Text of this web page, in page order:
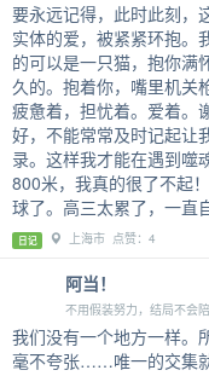
要永远记得，此时此刻，
实体的爱，被紧紧环抱。
的可以是一只猫，抱你满
久的。抱着你，嘴里机关
疲惫着，担忧着。爱着。
好，不能常常及时记起让
录。这样我才能在遇到噬
800米，我真的很了不起
球了。高三太累了，一直
日记 上海市 点赞：4
阿当！
不用假装努力，结局不会
我们没有一个地方一样。
毫不夸张……唯一的交集